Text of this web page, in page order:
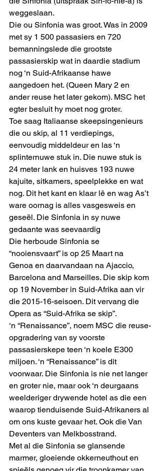
weggeslaan.
Die ou Sinfonia was groot. Was in 2009
met sy 1 500 passasiers en 720
bemanningslede die grootste
passasierskip wat in daardie stadium
nog ‘n Suid-Afrikaanse hawe
aangedoen het. (Queen Mary 2 en
ander reuse het later gekom). MSC het
egter besluit hy moet nog groter.
Toe saag Italiaanse skeepsingenieurs
die ou skip, al 11 verdiepings,
eenvoudig middeldeur en las ‘n
splinternuwe stuk in. Die nuwe stuk is
24 meter lank en huisves 193 nuwe
kajuite, sitkamers, speelplekke en wat
nog. Dit het kant en klaar lê en wag As’t
ware oornag is alles vasgesweis en
geseël. Die Sinfonia in sy nuwe
gedaante was seevaardig
Die herboude Sinfonia se
“nooiensvaart” is op 25 Maart na
Genoa en daarvandaan na Ajaccio,
Barcelona and Marseilles. Die skip kom
op 19 November in Suid-Afrika aan vir
die 2015-16-seisoen. Dit vervang die
Opera as “Suid-Afrika se skip”.
‘n “Renaissance”, noem MSC die reuse-
opgradering van sy voorste
passasierskepe teen ‘n koele E300
miljoen. ‘n “Renaissance” is dit
voorwaar. Die Sinfonia is nie net langer
en groter nie, maar ook ‘n deurgaans
weelderiger drywende hotel as die een
waarop tienduisende Suid-Afrikaners al
om ons kuste gevaar het. Ook die Van
Deventers van Melkbosstrand.
Met al die Sinfonia se glansende
marmer, gloeiende okkerneuthout en